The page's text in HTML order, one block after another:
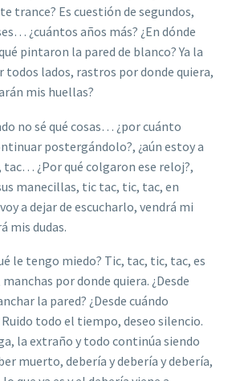
trance? Es cuestión de segundos,
¿cuántos años más? ¿En dónde
pintaron la pared de blanco? Ya la
todos lados, rastros por donde quiera,
mis huellas?
no sé qué cosas… ¿por cuánto
postergándolo?, ¿aún estoy a
¿Por qué colgaron ese reloj?,
manecillas, tic tac, tic, tac, en
a dejar de escucharlo, vendrá mi
mis dudas.
le tengo miedo? Tic, tac, tic, tac, es
por donde quiera. ¿Desde
la pared? ¿Desde cuándo
todo el tiempo, deseo silencio.
la extraño y todo continúa siendo
muerto, debería y debería y debería,